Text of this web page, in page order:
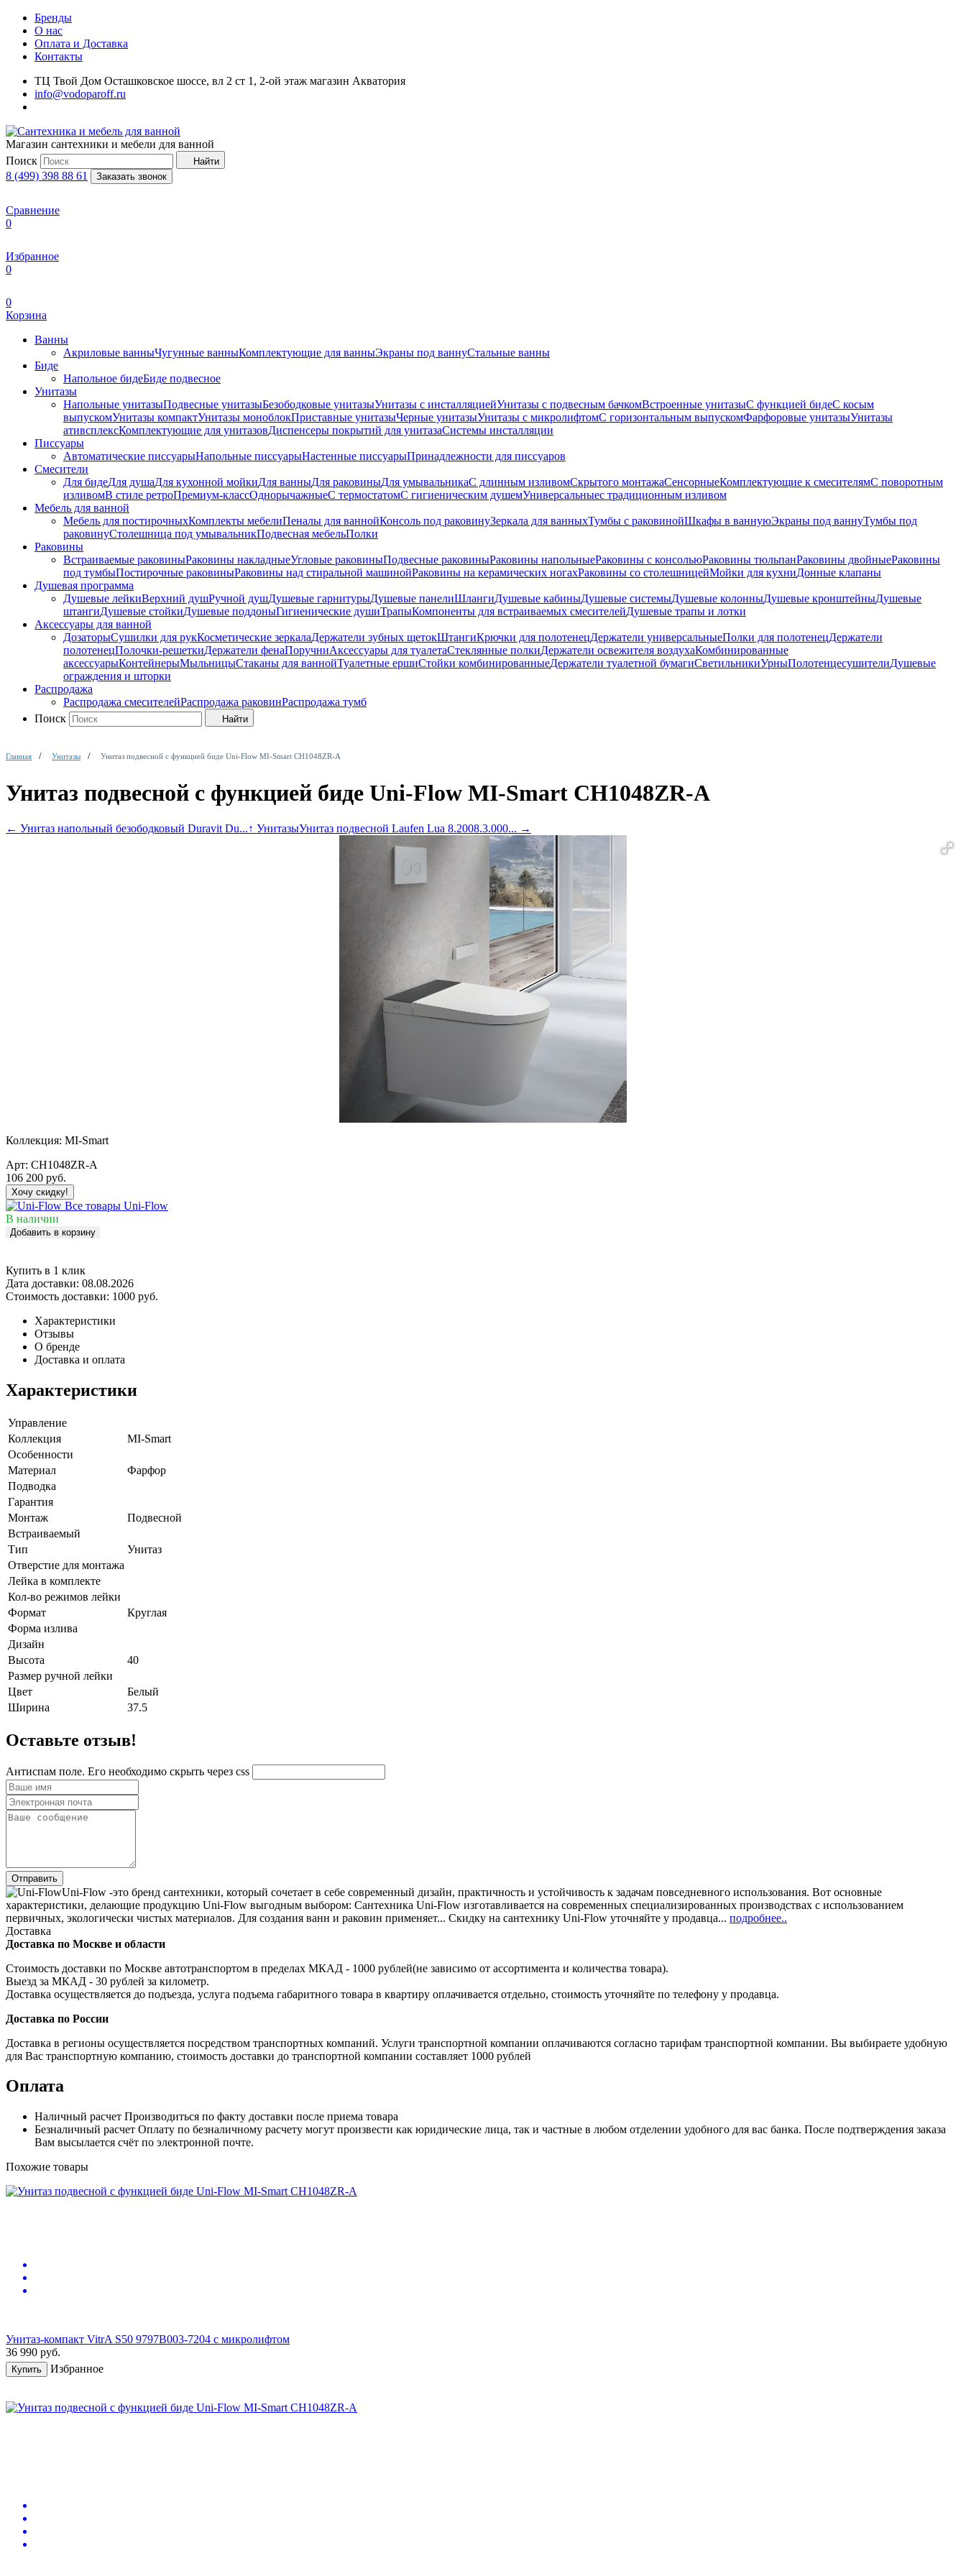
Бренды
О нас
Оплата и Доставка
Контакты
ТЦ Твой Дом Осташковское шоссе, вл 2 ст 1, 2-ой этаж магазин Акватория
info@vodoparoff.ru
Магазин сантехники и мебели для ванной
Поиск
Найти
8 (499) 398 88 61 Заказать звонок
Сравнение
0
Избранное
0
0
Корзина
Ванны
Акриловые ванныЧугунные ванныКомплектующие для ванныЭкраны под ваннуСтальные ванны
Биде
Напольное бидеБиде пoдвеснoе
Унитазы
Напольные унитазыПодвесные унитазыБезободковые унитазыУнитазы с инсталляциейУнитазы с подвесным бачкомВстроенные унитазыС функцией бидеС косым
выпускомУнитазы компактУнитазы моноблокПриставные унитазыЧерные унитазыУнитазы с микролифтомC горизонтальным выпускомФарфоровые унитазыУнитазы
ативсплексКомплектующие для унитазовДиспенсеры покрытий для унитазаСистемы инсталляции
Писсуары
Автоматические писсуарыНапольные писсуарыНастенные писсуарыПринадлежности для писсуаров
Смесители
Для бидеДля душаДля кухонной мойкиДля ванныДля раковиныДля умывальникаС длинным изливомСкрытого монтажаСенсорныеКомплектующие к смесителямС поворотным
изливомВ стиле ретроПремиум-классОднорычажныеС термостатомС гигиеническим душемУниверсальныес традиционным изливом
Мебель для ванной
Мебель для постирочныхКомплекты мебелиПеналы для ваннойКонсоль под раковинуЗеркала для ванныхТумбы с раковинойШкафы в ваннуюЭкраны под ваннуТумбы под
раковинуСтолешница под умывальникПодвесная мебельПолки
Раковины
Встраиваемые раковиныРаковины накладныеУгловые раковиныПодвесные раковиныРаковины напольныеРаковины с консольюРаковины тюльпанРаковины двойныеРаковины
под тумбыПостирочные раковиныРаковины над стиральной машинойРаковины на керамических ногахРаковины со столешницейМойки для кухниДонные клапаны
Душевая программа
Душевые лейкиВерхний душРучной душДушевые гарнитурыДушевые панелиШлангиДушевые кабиныДушевые системыДушевые колонныДушевые кронштейныДушевые
штангиДушевые стойкиДушевые поддоныГигиенические душиТрапыКомпоненты для встраиваемых смесителейДушевые трапы и лотки
Аксессуары для ванной
ДозаторыСушилки для рукКосметические зеркалаДержатели зубных щетокШтангиКрючки для полотенецДержатели универсальныеПолки для полотенецДержатели
полотенецПолочки-решеткиДержатели фенаПоручниАксессуары для туалетаСтеклянные полкиДержатели освежителя воздухаКомбинированные
аксессуарыКонтейнерыМыльницыСтаканы для ваннойТуалетные ершиСтойки комбинированныеДержатели туалетной бумагиСветильникиУрныПолотенцесушителиДушевые
ограждения и шторки
Распродажа
Распродажа смесителейРаспродажа раковинРаспродажа тумб
Поиск
Найти
Главная Унитазы Унитаз подвесной с функцией биде Uni-Flow MI-Smart CH1048ZR-A
Унитаз подвесной с функцией биде Uni-Flow MI-Smart CH1048ZR-A
← Унитаз напольный безободковый Duravit Du...↑ УнитазыУнитаз подвесной Laufen Lua 8.2008.3.000... →
Коллекция: MI-Smart
Арт: CH1048ZR-A
106 200 руб.
Хочу скидку!
Все товары Uni-Flow
В наличии
Добавить в корзину
Купить в 1 клик
Дата доставки: 08.08.2026
Стоимость доставки: 1000 руб.
Характеристики
Отзывы
О бренде
Доставка и оплата
Характеристики
Управление
Коллекция
MI-Smart
Особенности
Материал
Фарфор
Подводка
Гарантия
Монтаж
Подвесной
Встраиваемый
Тип
Унитаз
Отверстие для монтажа
Лейка в комплекте
Кол-во режимов лейки
Формат
Круглая
Форма излива
Дизайн
Высота
40
Размер ручной лейки
Цвет
Белый
Ширина
37.5
Оставьте отзыв!
Антиспам поле. Его необходимо скрыть через css
Uni-Flow -это бренд сантехники, который сочетает в себе современный дизайн, практичность и устойчивость к задачам повседневного использования. Вот основные
характеристики, делающие продукцию Uni-Flow выгодным выбором: Сантехника Uni-Flow изготавливается на современных специализированных производствах с использованием
первичных, экологически чистых материалов. Для создания ванн и раковин применяет... Скидку на сантехнику Uni-Flow уточняйте у продавца... подробнее..
Доставка
Доставка по Москве и области
Стоимость доставки по Москве автотранспортом в пределах МКАД - 1000 рублей(не зависимо от ассортимента и количества товара).
Выезд за МКАД - 30 рублей за километр.
Доставка осуществляется до подъезда, услуга подъема габаритного товара в квартиру оплачивается отдельно, стоимость уточняйте по телефону у продавца.
Доставка по России
Доставка в регионы осуществляется посредством транспортных компаний. Услуги транспортной компании оплачиваются согласно тарифам транспортной компании. Вы выбираете удобную
для Вас транспортную компанию, стоимость доставки до транспортной компании составляет 1000 рублей
Оплата
Наличный расчет Производиться по факту доставки после приема товара
Безналичный расчет Оплату по безналичному расчету могут произвести как юридические лица, так и частные в любом отделении удобного для вас банка. После подтверждения заказа
Вам высылается счёт по электронной почте.
Похожие товары
Унитаз-компакт VitrA S50 9797B003-7204 с микролифтом
36 990 руб.
Купить Избранное